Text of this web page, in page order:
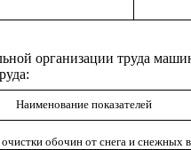
организации труда
Наименование показателей
обочин от снега и снежных